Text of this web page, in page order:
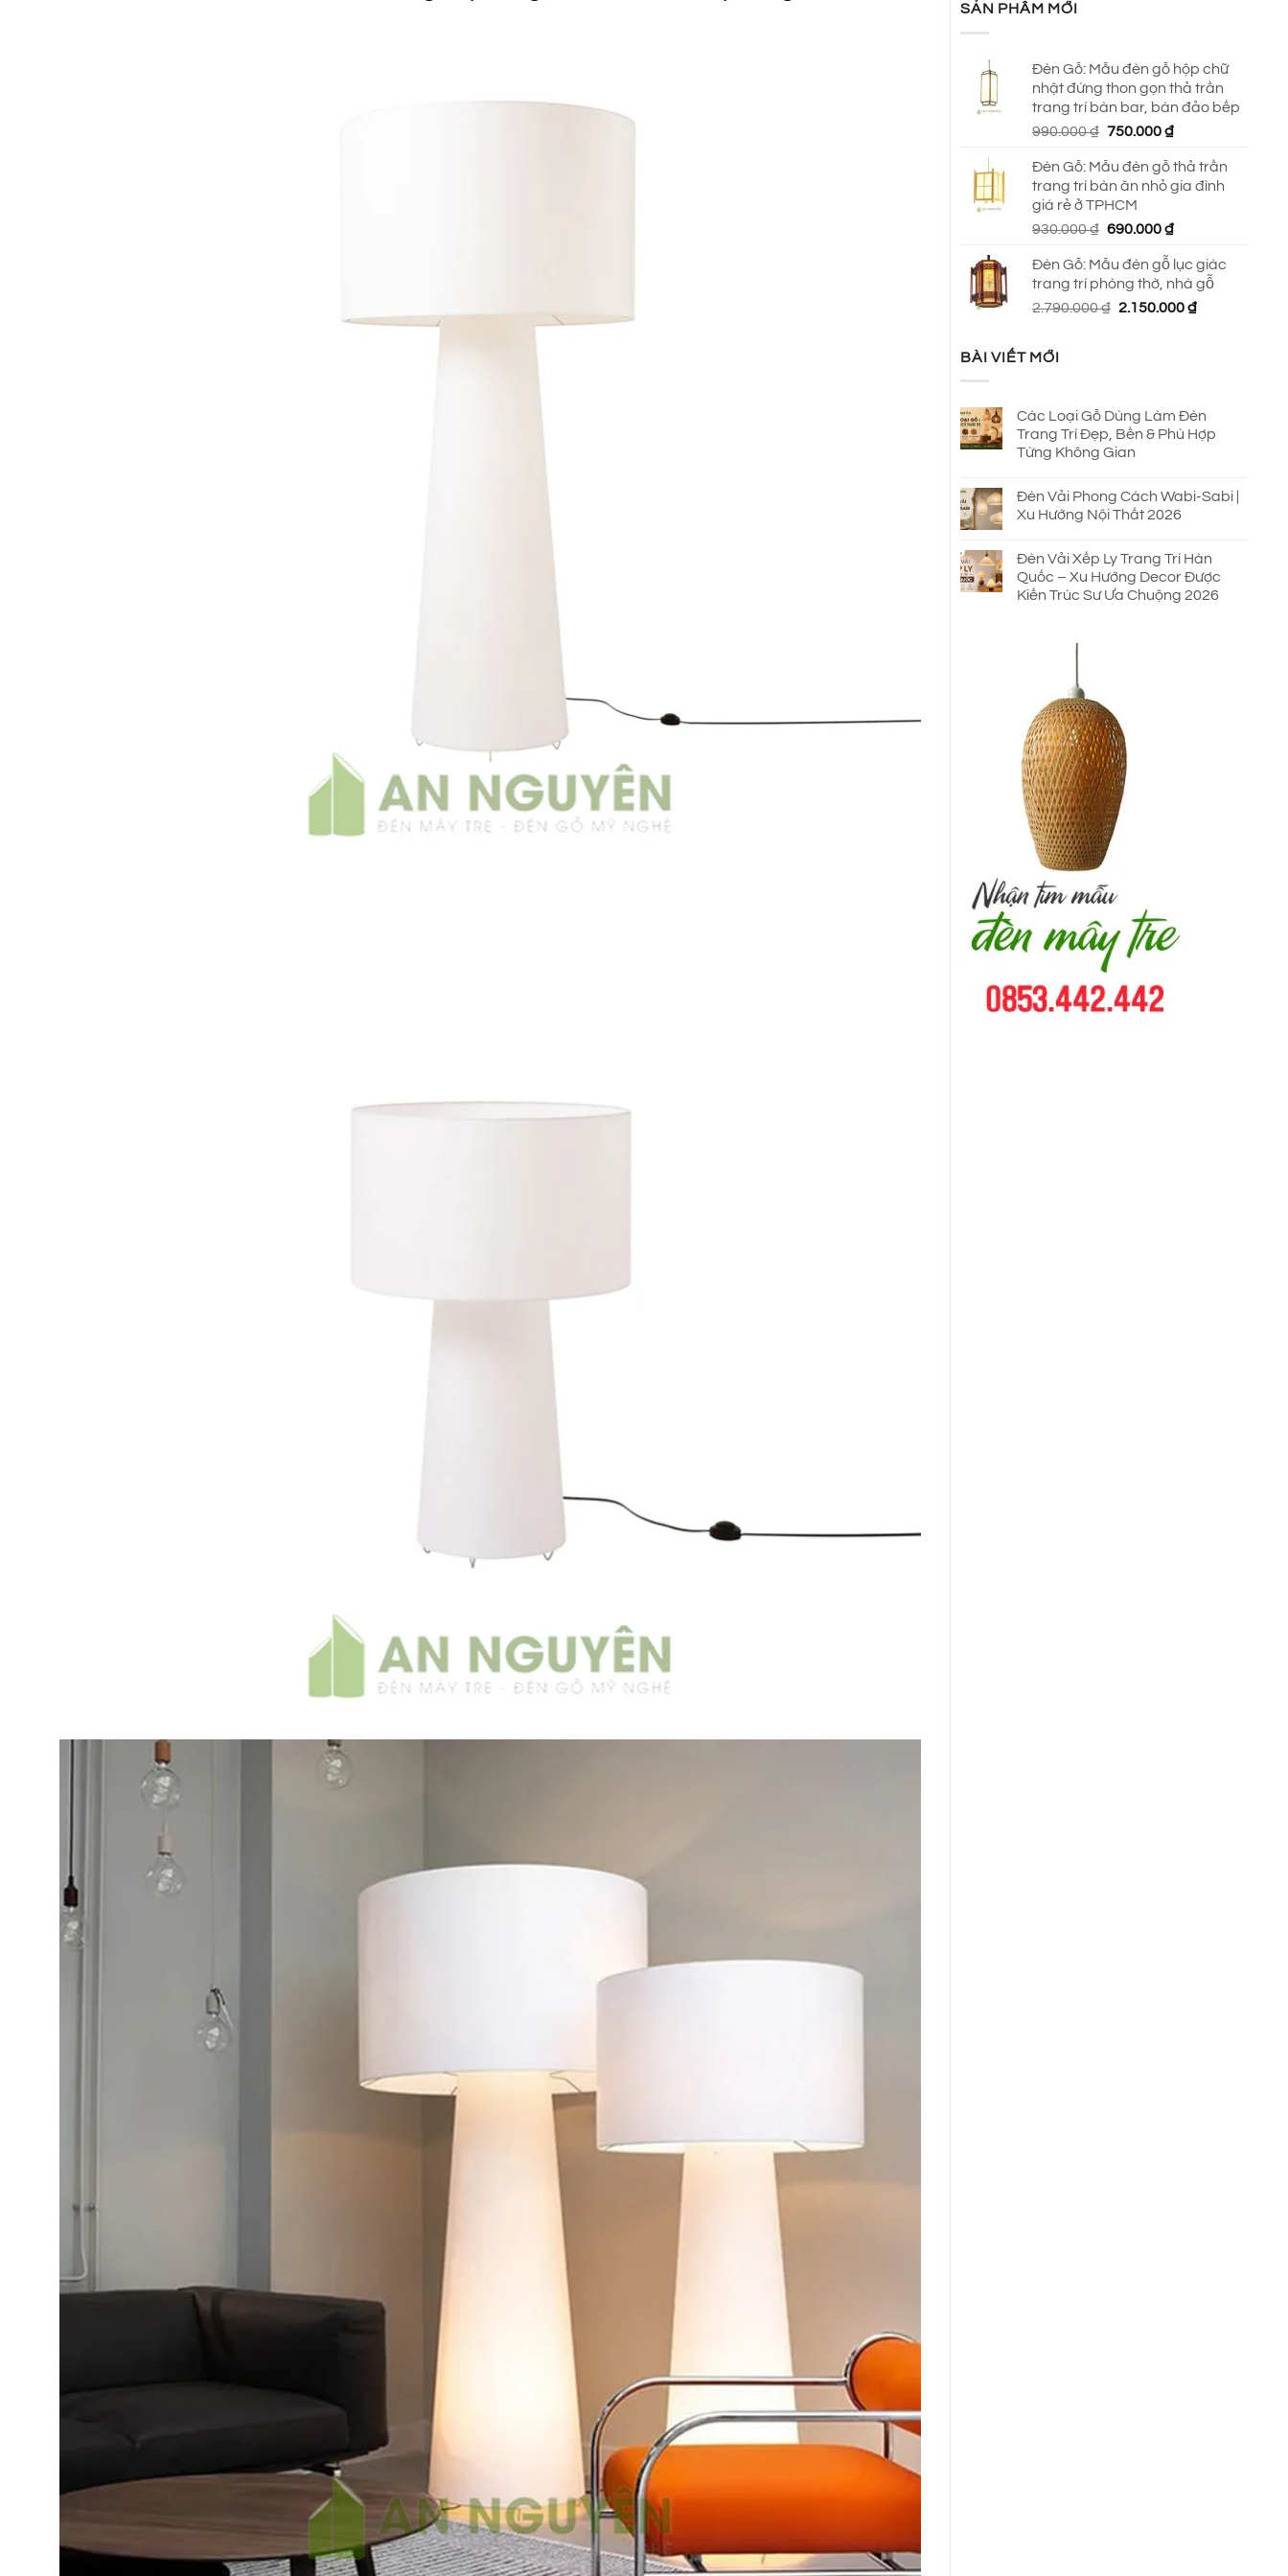
SẢN PHẨM MỚI
Đèn Gỗ: Mẫu đèn gỗ hộp chữ
nhật đứng thon gọn thả trần
trang trí bàn bar, bàn đảo bếp
990.000₫ Giá
là:
990.000 ₫.
750.000₫Giá
tại
là:
Đèn Gỗ: Mẫu đèn gỗ thả trần
trang trí bàn ăn nhỏ gia đình
giá rẻ ở TPHCM
930.000₫ Giá
là:
930.000 ₫.
690.000₫Giá
tại
là:
690.000 ₫.
Đèn Gỗ: Mẫu đèn gỗ lục giác
trang trí phòng thờ, nhà gỗ
2.790.000₫ Giá
2.150.000₫Giá
BÀI VIẾT MỚI
Các Loại Gỗ Dùng Làm Đèn
Trang Trí Đẹp, Bền & Phù Hợp
Từng Không Gian
Đèn Vải Phong Cách Wabi-Sabi |
Xu Hướng Nội Thất 2026
Đèn Vải Xếp Ly Trang Trí Hàn
Quốc – Xu Hướng Decor Được
Kiến Trúc Sư Ưa Chuộng 2026